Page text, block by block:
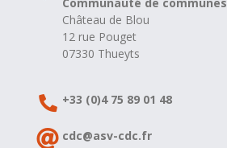
Château de Blou
12 rue Pouget
07330 Thueyts
+33 (0)4 75 89 01 48
cdc@asv-cdc.fr